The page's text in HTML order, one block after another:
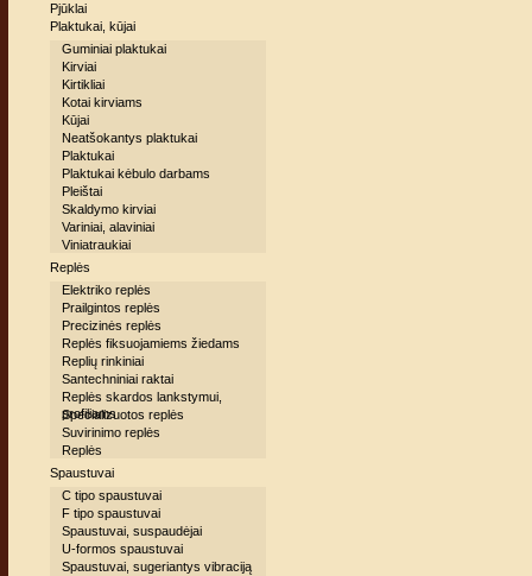
Pjūklai
Plaktukai, kūjai
Guminiai plaktukai
Kirviai
Kirtikliai
Kotai kirviams
Kūjai
Neatšokantys plaktukai
Plaktukai
Plaktukai kėbulo darbams
Pleištai
Skaldymo kirviai
Variniai, alaviniai
Viniatraukiai
Replės
Elektriko replės
Prailgintos replės
Precizinės replės
Replės fiksuojamiems žiedams
Replių rinkiniai
Santechniniai raktai
Replės skardos lankstymui,
profiliams
Specializuotos replės
Suvirinimo replės
Replės
Spaustuvai
C tipo spaustuvai
F tipo spaustuvai
Spaustuvai, suspaudėjai
U-formos spaustuvai
Spaustuvai, sugeriantys vibraciją